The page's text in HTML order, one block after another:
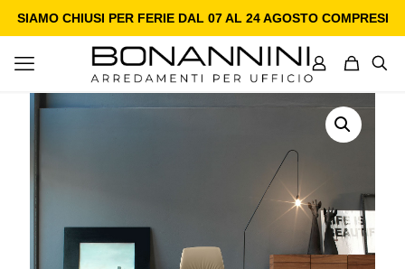
SIAMO CHIUSI PER FERIE DAL 07 AL 24 AGOSTO COMPRESI